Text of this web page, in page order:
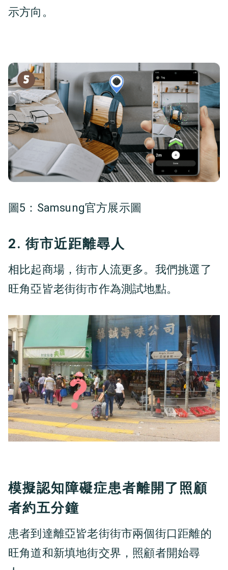
示方向。
圖5：Samsung官方展示圖
2. 街市近距離尋人
相比起商場，街市人流更多。我們挑選了
旺角亞皆老街街市作為測試地點。
模擬認知障礙症患者離開了照顧
者約五分鐘
患者到達離亞皆老街街市兩個街口距離的
旺角道和新填地街交界，照顧者開始尋